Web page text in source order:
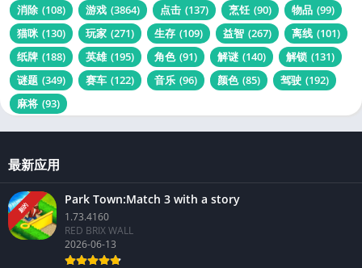
消除 (108) 游戏 (3864) 点击 (137) 烹饪 (90) 物品 (99)
猫咪 (130) 玩家 (271) 生存 (109) 益智 (267) 离线 (101)
纸牌 (188) 英雄 (195) 角色 (91) 解谜 (140) 解锁 (131)
谜题 (349) 赛车 (122) 音乐 (96) 颜色 (85) 驾驶 (192)
麻将 (93)
最新应用
新的
Park Town:Match 3 with a story
1.73.4160
RED BRIX WALL
2026-06-13